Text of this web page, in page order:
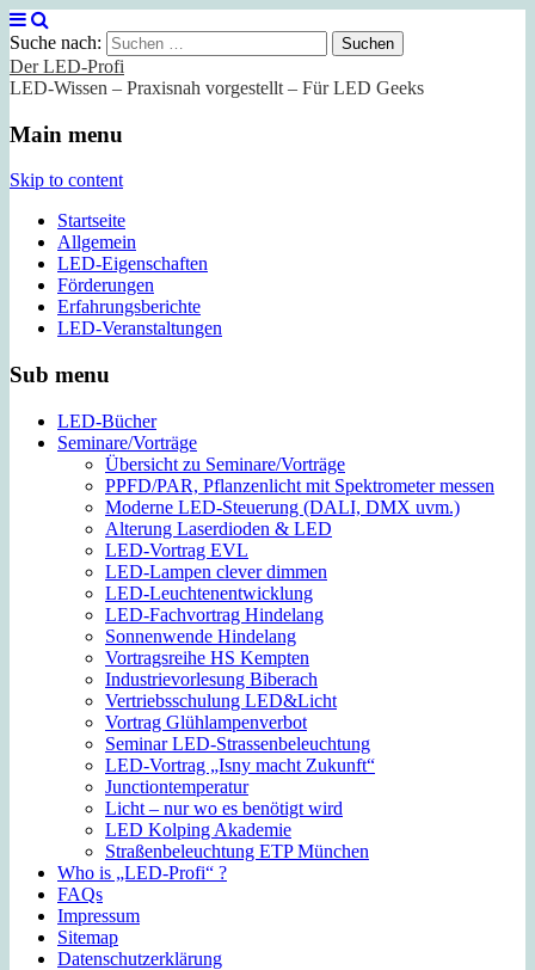
Suche nach:
Der LED-Profi
LED-Wissen – Praxisnah vorgestellt – Für LED Geeks
Main menu
Skip to content
Startseite
Allgemein
LED-Eigenschaften
Förderungen
Erfahrungsberichte
LED-Veranstaltungen
Sub menu
LED-Bücher
Seminare/Vorträge
Übersicht zu Seminare/Vorträge
PPFD/PAR, Pflanzenlicht mit Spektrometer messen
Moderne LED-Steuerung (DALI, DMX uvm.)
Alterung Laserdioden & LED
LED-Vortrag EVL
LED-Lampen clever dimmen
LED-Leuchtenentwicklung
LED-Fachvortrag Hindelang
Sonnenwende Hindelang
Vortragsreihe HS Kempten
Industrievorlesung Biberach
Vertriebsschulung LED&Licht
Vortrag Glühlampenverbot
Seminar LED-Strassenbeleuchtung
LED-Vortrag „Isny macht Zukunft“
Junctiontemperatur
Licht – nur wo es benötigt wird
LED Kolping Akademie
Straßenbeleuchtung ETP München
Who is „LED-Profi“ ?
FAQs
Impressum
Sitemap
Datenschutzerklärung